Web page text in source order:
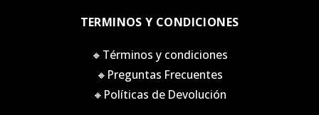
TERMINOS Y CONDICIONES
🔸Términos y condiciones
🔸Preguntas Frecuentes
🔸Políticas de Devolución